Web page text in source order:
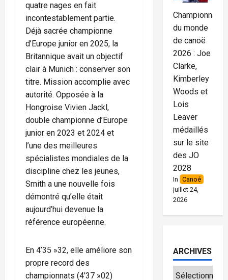
quatre nages en fait
incontestablement partie.
Déjà sacrée championne
d’Europe junior en 2025, la
Britannique avait un objectif
clair à Munich : conserver son
titre. Mission accomplie avec
autorité. Opposée à la
Hongroise Vivien Jackl,
double championne d’Europe
junior en 2023 et 2024 et
l’une des meilleures
spécialistes mondiales de la
discipline chez les jeunes,
Smith a une nouvelle fois
démontré qu’elle était
aujourd’hui devenue la
référence européenne.
En 4’35 »32, elle améliore son
propre record des
championnats (4’37 »02)
Championnats
du monde
de canoë
2026 : Joe
Clarke,
Kimberley
Woods et
Lois
Leaver
médaillés
sur le site
des JO
2028
In Canoé
juillet 24,
2026
ARCHIVES